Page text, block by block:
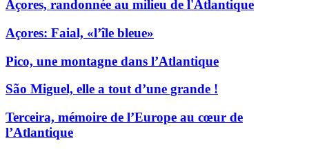
Açores, randonnée au milieu de l'Atlantique
Açores: Faial, «l’île bleue»
Pico, une montagne dans l’Atlantique
São Miguel, elle a tout d’une grande !
Terceira, mémoire de l’Europe au cœur de
l’Atlantique